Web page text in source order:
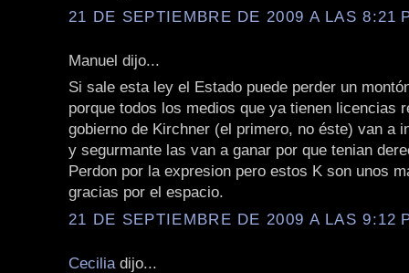
21 DE SEPTIEMBRE DE 2009 A LAS 8:21
Manuel dijo...
Si sale esta ley el Estado puede perder un
porque todos los medios que ya tienen licencias
gobierno de Kirchner (el primero, no éste) van a
y segurmante las van a ganar por que tenian
Perdon por la expresion pero estos K son unos
gracias por el espacio.
21 DE SEPTIEMBRE DE 2009 A LAS 9:12
Cecilia dijo...